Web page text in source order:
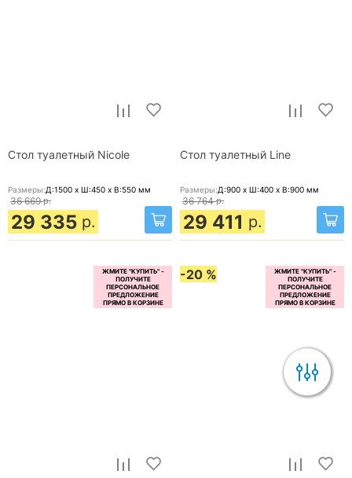
Стол туалетный Nicole
Размеры:Д:1500 x Ш:450 x В:550 мм
36 669 р.
29 335 р.
Стол туалетный Line
Размеры:Д:900 x Ш:400 x В:900 мм
36 764 р.
29 411 р.
-20 %